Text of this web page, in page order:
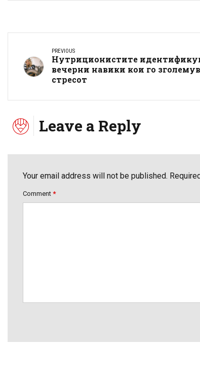
PREVIOUS
Нутриционистите
вечерни навики кои го
стресот
Leave a Reply
Your email address will not be published.
Comment *